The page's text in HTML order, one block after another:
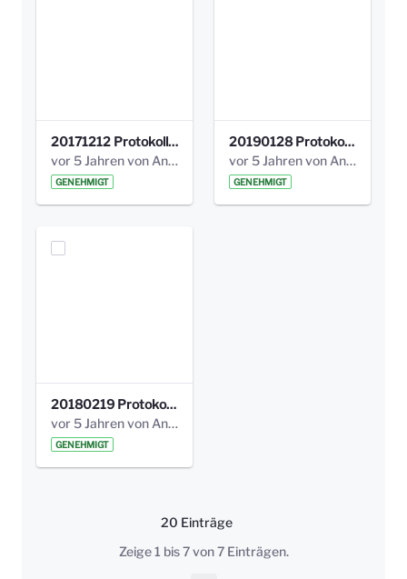
20171212 Protokoll-Klettergerüst-3b-neu-.pdf
vor 5 Jahren von Anni Schlumberger
GENEHMIGT
20190128 Protokoll der Projektgruppe Olgäle.pdf
vor 5 Jahren von Anni Schlumberger
GENEHMIGT
20180219 Protokoll der Projektgruppe Olgaele2012.pdf
vor 5 Jahren von Anni Schlumberger
GENEHMIGT
20 Einträge
Pro Seite
Zeige 1 bis 7 von 7 Einträgen.